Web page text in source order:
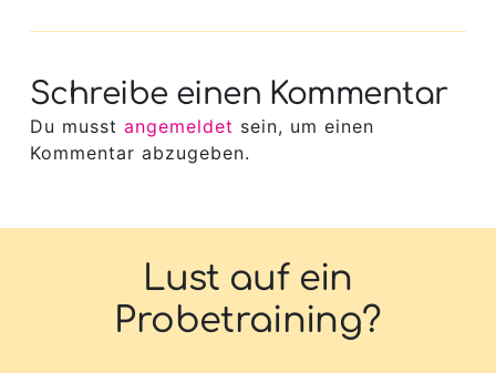
Schreibe einen Kommentar
Du musst angemeldet sein, um einen
Kommentar abzugeben.
Lust auf ein
Probetraining?